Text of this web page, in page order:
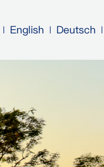
English Deutsch